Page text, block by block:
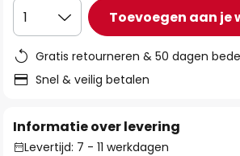
1 Toevoegen aan je
Gratis retourneren & 50 dagen
Snel & veilig betalen
Informatie over levering
Levertijd: 7 - 11 werkdagen